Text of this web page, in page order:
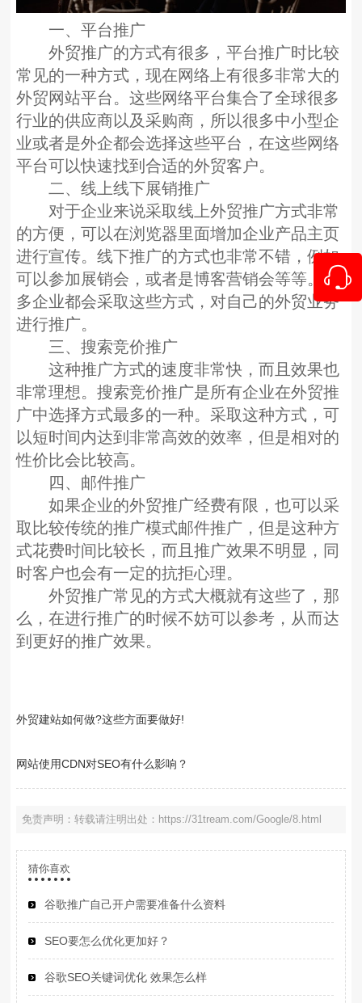
一、平台推广
外贸推广的方式有很多，平台推广时比较
常见的一种方式，现在网络上有很多非常大的
外贸网站平台。这些网络平台集合了全球很多
行业的供应商以及采购商，所以很多中小型企
业或者是外企都会选择这些平台，在这些网络
平台可以快速找到合适的外贸客户。
二、线上线下展销推广
对于企业来说采取线上外贸推广方式非常
的方便，可以在浏览器里面增加企业产品主页
进行宣传。线下推广的方式也非常不错，例如
可以参加展销会，或者是博客营销会等等。很
多企业都会采取这些方式，对自己的外贸业务
进行推广。
三、搜索竞价推广
这种推广方式的速度非常快，而且效果也
非常理想。搜索竞价推广是所有企业在外贸推
广中选择方式最多的一种。采取这种方式，可
以短时间内达到非常高效的效率，但是相对的
性价比会比较高。
四、邮件推广
如果企业的外贸推广经费有限，也可以采
取比较传统的推广模式邮件推广，但是这种方
式花费时间比较长，而且推广效果不明显，同
时客户也会有一定的抗拒心理。
外贸推广常见的方式大概就有这些了，那
么，在进行推广的时候不妨可以参考，从而达
到更好的推广效果。
外贸建站如何做?这些方面要做好!
网站使用CDN对SEO有什么影响？
免责声明：转载请注明出处：https://31tream.com/Google/8.html
猜你喜欢
谷歌推广自己开户需要准备什么资料
SEO要怎么优化更加好？
谷歌SEO关键词优化 效果怎么样